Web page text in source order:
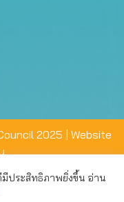
2025 | Website
มีประสิทธิภาพยิ่งขึ้น อ่าน
ใช้งานที่ดีให้แก่ท่าน คุณ